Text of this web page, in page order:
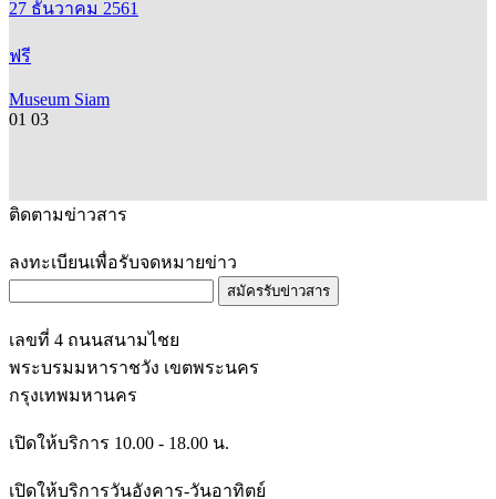
Museum Siam
01
สมัครรับข่าวสาร
พระบรมมหาราชวัง เขตพระนคร
กรุงเทพมหานคร
เปิดให้บริการ 10.00 - 18.00 น.
(ปิดให้บริการทุกวันจันทร์)